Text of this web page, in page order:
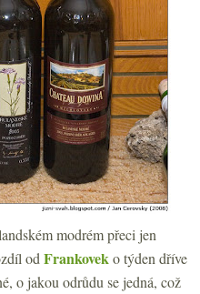
modrém přeci jen
od Frankoveko týden dříve
o jakou odrůdu se jedná, což